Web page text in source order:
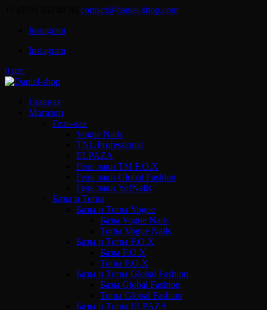
contact@daniel-shop.com
Instagram
Instagram
0 шт.
Главная
Магазин
Гель-лак
Vogue Nails
TNL Professional
ELPAZA
Гель лаки ТМ F.O.X
Гель лаки Global Fashion
Гель лаки Yo!Nails
Базы и Топы
Базы и Топы Vogue
Базы Vogue Nails
Топы Vogue Nails
Базы и Топы F.O.X
Базы F.O.X
Топы F.O.X
Базы и Топы Global Fashion
Базы Global Fashion
Топы Global Fashion
Базы и Топы ELPAZA